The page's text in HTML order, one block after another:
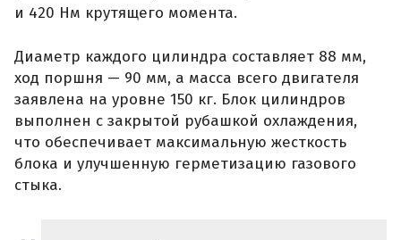
и 420 Нм крутящего момента.
Диаметр каждого цилиндра составляет 88 мм,
ход поршня — 90 мм, а масса всего двигателя
заявлена на уровне 150 кг. Блок цилиндров
выполнен с закрытой рубашкой охлаждения,
что обеспечивает максимальную жесткость
блока и улучшенную герметизацию газового
стыка.